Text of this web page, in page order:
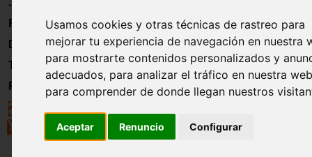
Usamos cookies y otras técnicas de rastreo para
mejorar tu experiencia de navegación en nuestra
para mostrarte contenidos personalizados y
adecuados, para analizar el tráfico en nuestra
para comprender de donde llegan nuestros
Aceptar Renuncio Configurar
Juguetes
Formación
Directorio
Trabajo
Registro